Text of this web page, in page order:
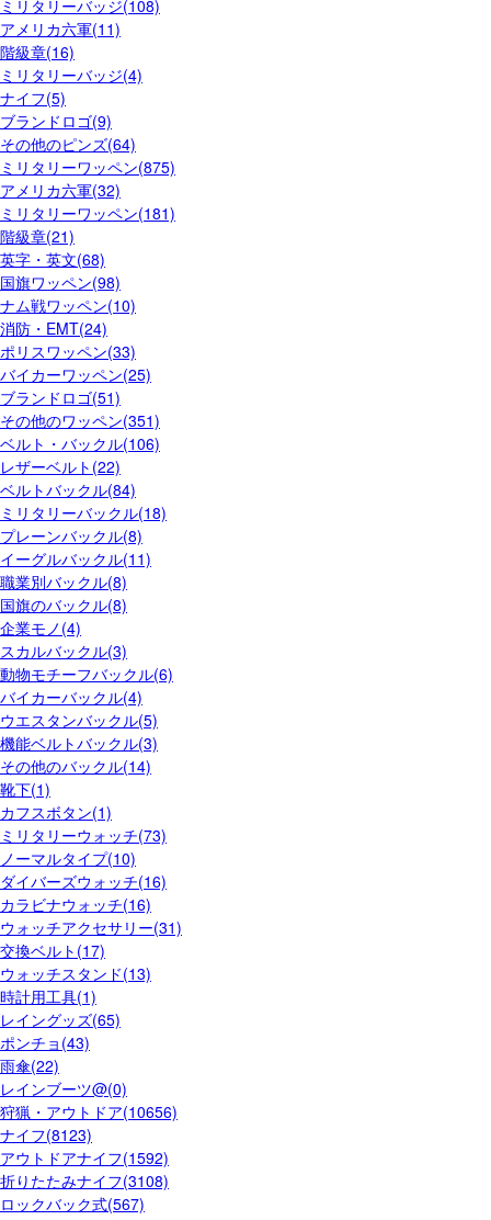
ミリタリーバッジ(108)
アメリカ六軍(11)
階級章(16)
ミリタリーバッジ(4)
ナイフ(5)
ブランドロゴ(9)
その他のピンズ(64)
ミリタリーワッペン(875)
アメリカ六軍(32)
ミリタリーワッペン(181)
階級章(21)
英字・英文(68)
国旗ワッペン(98)
ナム戦ワッペン(10)
消防・EMT(24)
ポリスワッペン(33)
バイカーワッペン(25)
ブランドロゴ(51)
その他のワッペン(351)
ベルト・バックル(106)
レザーベルト(22)
ベルトバックル(84)
ミリタリーバックル(18)
プレーンバックル(8)
イーグルバックル(11)
職業別バックル(8)
国旗のバックル(8)
企業モノ(4)
スカルバックル(3)
動物モチーフバックル(6)
バイカーバックル(4)
ウエスタンバックル(5)
機能ベルトバックル(3)
その他のバックル(14)
靴下(1)
カフスボタン(1)
ミリタリーウォッチ(73)
ノーマルタイプ(10)
ダイバーズウォッチ(16)
カラビナウォッチ(16)
ウォッチアクセサリー(31)
交換ベルト(17)
ウォッチスタンド(13)
時計用工具(1)
レイングッズ(65)
ポンチョ(43)
雨傘(22)
レインブーツ@(0)
狩猟・アウトドア(10656)
ナイフ(8123)
アウトドアナイフ(1592)
折りたたみナイフ(3108)
ロックバック式(567)